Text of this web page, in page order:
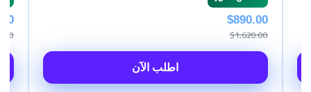
$890.00
$1,620.00
اطلب الآن